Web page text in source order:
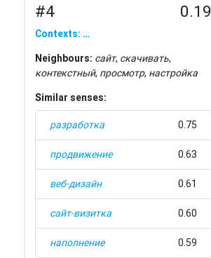
#4 0.19
Contexts: …
Neighbours: сайт, скачивать,
контекстный, просмотр, настройка
Similar senses:
разработка 0.75
продвижение 0.63
веб-дизайн 0.61
сайт-визитка 0.60
наполнение 0.59